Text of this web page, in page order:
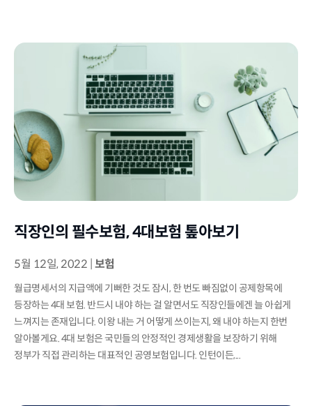
직장인의 필수보험, 4대보험 톺아보기
5월 12일, 2022 |보험
월급명세서의 지급액에 기뻐한 것도 잠시, 한 번도 빠짐없이 공제항목에
등장하는 4대 보험. 반드시 내야 하는 걸 알면서도 직장인들에겐 늘 아쉽게
느껴지는 존재입니다. 이왕 내는 거 어떻게 쓰이는지, 왜 내야 하는지 한번
알아볼게요. 4대 보험은 국민들의 안정적인 경제생활을 보장하기 위해
정부가 직접 관리하는 대표적인 공영보험입니다. 인턴이든,...